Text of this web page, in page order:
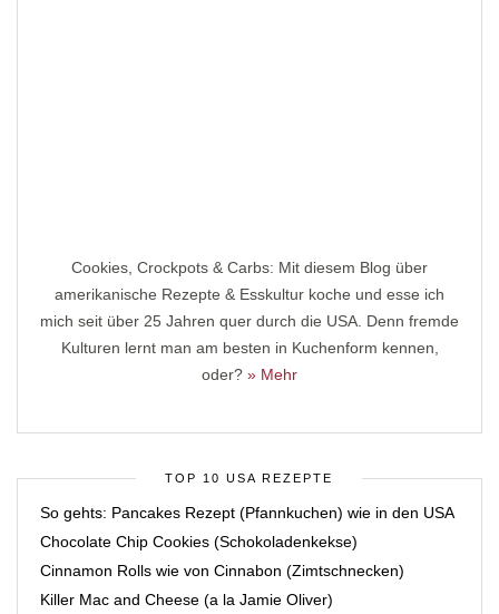
Cookies, Crockpots & Carbs: Mit diesem Blog über
amerikanische Rezepte & Esskultur koche und esse ich
mich seit über 25 Jahren quer durch die USA. Denn fremde
Kulturen lernt man am besten in Kuchenform kennen,
oder? » Mehr
TOP 10 USA REZEPTE
So gehts: Pancakes Rezept (Pfannkuchen) wie in den USA
Chocolate Chip Cookies (Schokoladenkekse)
Cinnamon Rolls wie von Cinnabon (Zimtschnecken)
Killer Mac and Cheese (a la Jamie Oliver)